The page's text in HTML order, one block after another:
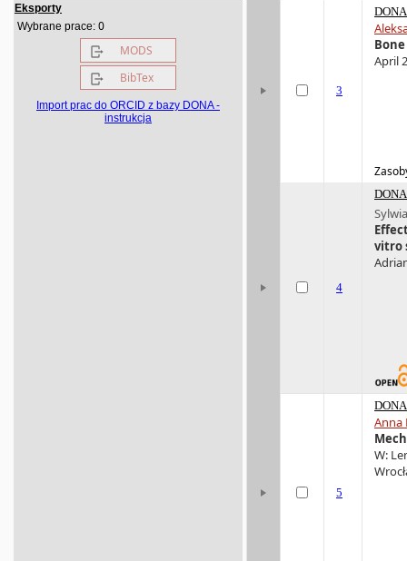
Eksporty
Wybrane prace: 0
MODS
BibTex
Import prac do ORCID z bazy DONA -
instrukcja
3
April
4
vitro
5
Anna
W: